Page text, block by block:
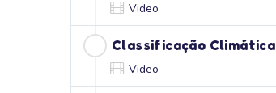
Video
Classificação Climática
Video